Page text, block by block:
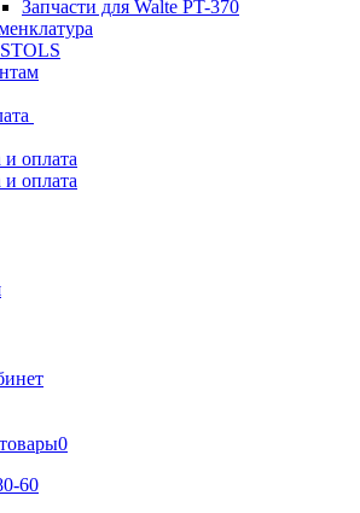
Запчасти для Walte PT-370
и оплата
и оплата
0
60